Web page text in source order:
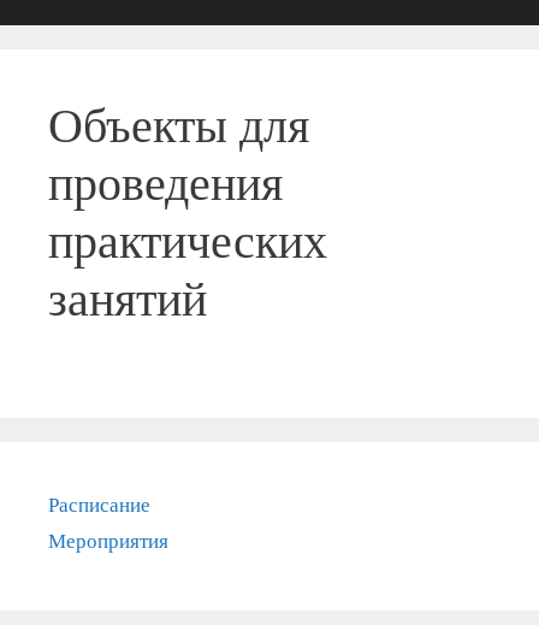
Объекты для
проведения
практических
занятий
Расписание
Мероприятия